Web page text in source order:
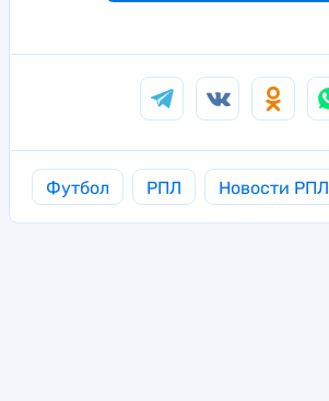
Футбол РПЛ Новости РПЛ